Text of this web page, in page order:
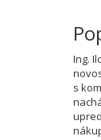
Ing.
s